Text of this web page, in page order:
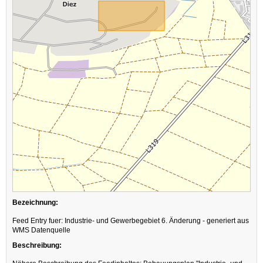
Bezeichnung:
Feed Entry fuer: Industrie- und Gewerbegebiet 6. Änderung - generiert aus
WMS Datenquelle
Beschreibung: